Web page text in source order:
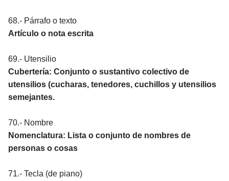
68.- Párrafo o texto
Artículo o nota escrita
69.- Utensilio
Cubertería: Conjunto o sustantivo colectivo de
utensilios (cucharas, tenedores, cuchillos y utensilios
semejantes.
70.- Nombre
Nomenclatura: Lista o conjunto de nombres de
personas o cosas
71.- Tecla (de piano)